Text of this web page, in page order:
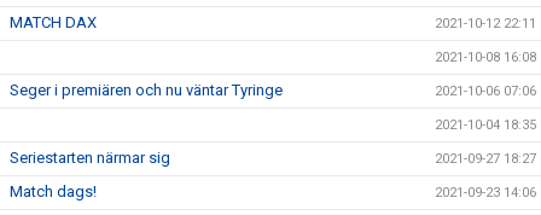
MATCH DAX 2021-10-12 22:11
2021-10-08 16:08
Seger i premiären och nu väntar Tyringe 2021-10-06 07:06
2021-10-04 18:35
Seriestarten närmar sig 2021-09-27 18:27
Match dags! 2021-09-23 14:06